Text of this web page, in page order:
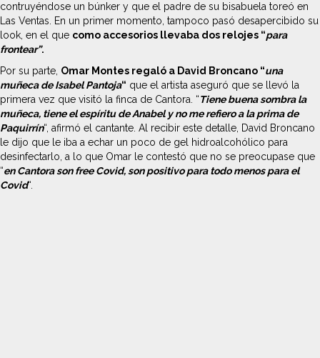
contruyéndose un búnker y que el padre de su bisabuela toreó en
Las Ventas. En un primer momento, tampoco pasó desapercibido su
look, en el que como accesorios llevaba dos relojes “para
frontear”.
Por su parte, Omar Montes regaló a David Broncano “una
muñeca de Isabel Pantoja“ que el artista aseguró que se llevó la
primera vez que visitó la finca de Cantora. “Tiene buena sombra la
muñeca, tiene el espíritu de Anabel y no me refiero a la prima de
Paquirrín“, afirmó el cantante. Al recibir este detalle, David Broncano
le dijo que le iba a echar un poco de gel hidroalcohólico para
desinfectarlo, a lo que Omar le contestó que no se preocupase que
“en Cantora son free Covid, son positivo para todo menos para el
Covid“.